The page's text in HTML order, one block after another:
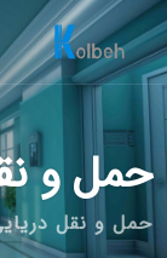
حمل و
حمل و نقل